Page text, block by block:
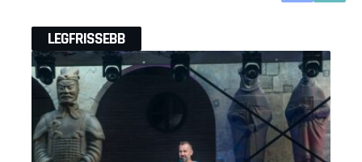
LEGFRISSEBB